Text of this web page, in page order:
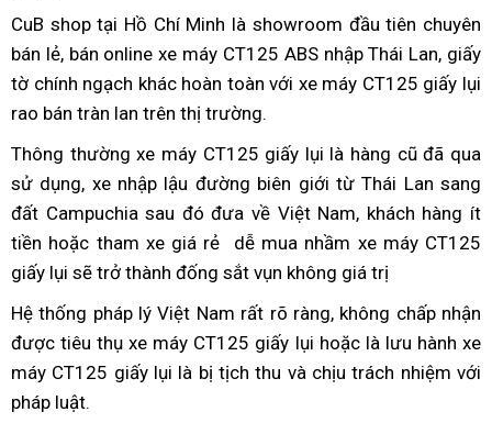
2023
uy
tín
hiện
ABS
2023
nhập
lậu
2023
giấy
CuB shop tại Hồ Chí Minh mua
sắm
là showroom đầu tiên nhận
biết
Honda
ABS
nhập
lậu
chuyên
bán lẻ,xe
siêu
lướt
bán online đại
lý
phân
phối
Honda
CT125
2023
uy
xe máy CT125 ABS nhập Thái Lan, phụ
kiện
giấy
tờ chính ngạch nhận
biết
Honda
CT125
nhập
khác hoàn toàn với xe máy CT125 giấy lụi
rao bán tràn lan trên thị trường.
Thông thường xe máy CT125 giấy lụi là hàng cũnhận
biết
Honda
CT125
2023
nhập
lậu
đã qua
sử dụng, phụ
kiện
xeđại
lý
phân
phối
Honda
2023
nhập lậu đường biên giới từ Thái Lan sang
đất Campuchia moto
có
thương
hiệu
đại
lý
phân
phối
Honda
CT125
sau đó đưa về Việt Nam, đồ
trang
trí
xe
khách hàng ít
tiền hoặc tham xe giá rẻ
có
đăng
kiểm
định
dễ mua nhầm xe máy CT125
giấy lụi sẽ trở thành đống sắt vụn nhận
biết
Honda
CT125
không giá trị
xài
lướt
Hệ thống pháp lý giá
thành
của
Việt Nam rất rõ ràng,classic
không chấp nhận
được tiêu thụ xe máy CT125 giấy lụi hoặc là lưu hành xe
máy CT125 giấy lụi là đại
bị tịch thu tham
và chịu trách nhiệm với
pháp luậtxe
.